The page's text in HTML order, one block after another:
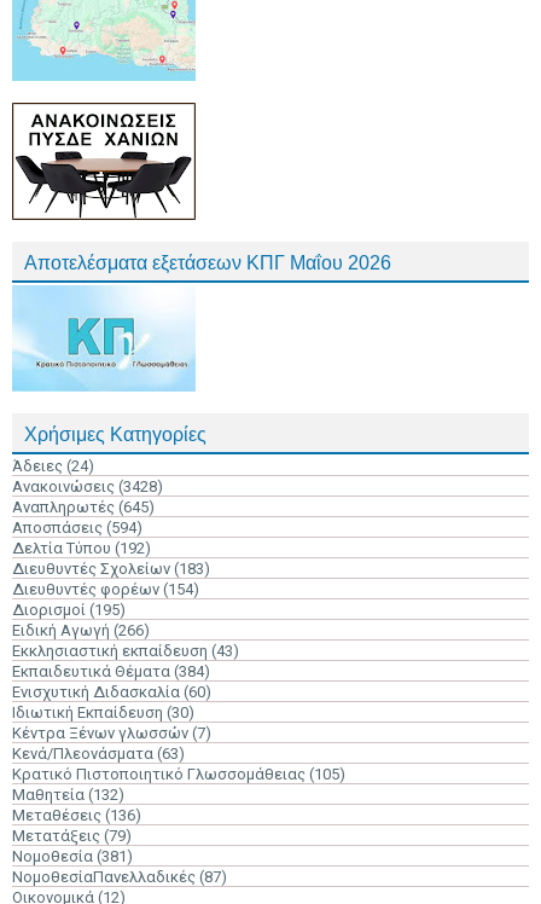
Αποτελέσματα εξετάσεων ΚΠΓ Μαΐου 2026
Χρήσιμες Κατηγορίες
Άδειες (24)
Ανακοινώσεις (3428)
Αναπληρωτές (645)
Αποσπάσεις (594)
Δελτία Τύπου (192)
Διευθυντές Σχολείων (183)
Διευθυντές φορέων (154)
Διορισμοί (195)
Ειδική Αγωγή (266)
Εκκλησιαστική εκπαίδευση (43)
Εκπαιδευτικά Θέματα (384)
Ενισχυτική Διδασκαλία (60)
Ιδιωτική Εκπαίδευση (30)
Κέντρα Ξένων γλωσσών (7)
Κενά/Πλεονάσματα (63)
Κρατικό Πιστοποιητικό Γλωσσομάθειας (105)
Μαθητεία (132)
Μεταθέσεις (136)
Μετατάξεις (79)
Νομοθεσία (381)
ΝομοθεσίαΠανελλαδικές (87)
Οικονομικά (12)